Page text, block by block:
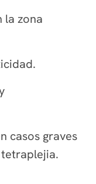
la zona
casos graves